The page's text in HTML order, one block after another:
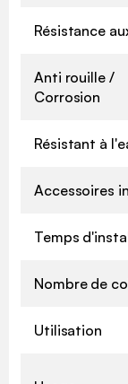
Résistance
Anti rouille /
Corrosion
Résistant à
Accessoires
Temps
Nombre de
Utilisation